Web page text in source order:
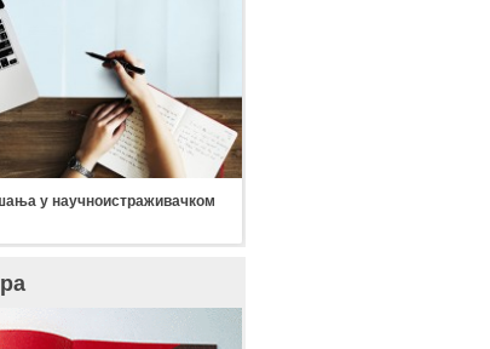
у научноистраживачком